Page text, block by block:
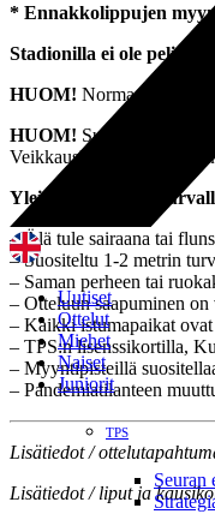
Uutiset
Ottelut
Miehet
Naiset
Juniorit
TPS
Seuran
* Ennakkolippujen
Stadionilla ei ole
HUOM!
HUOM! Suomen
Veikkausliigaotteluita
Yleiset huomiot ja
– Älä tule sairaana tai
– Suositeltu 1-2 metrin
– Saman perheen tai
– Otteluun saapuminen
– Kaikki istumapaikat ovat
– TPS:n lisenssikortilla,
– Myyntipisteillä
– Pandemiatilanteen
Lisätiedot /
Lisätiedot / liput ja